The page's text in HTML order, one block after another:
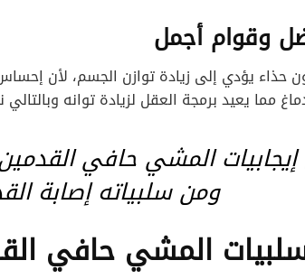
وقوام أجمل
حذاء يؤدي إلى زيادة توازن الجسم، لأن
مما يعيد برمجة العقل لزيادة توانه
المشي حافي
ومن سلبياته إصابة
المشي حافي